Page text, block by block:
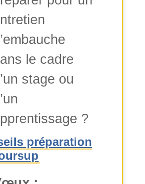
le cadre
stage ou
?
préparation